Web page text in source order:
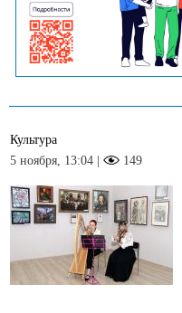
Культура
5 ноября, 13:04 |
149